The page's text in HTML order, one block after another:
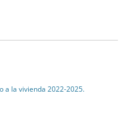
a la vivienda 2022-2025.